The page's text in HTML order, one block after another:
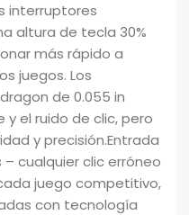
interruptores
altura de tecla 30%
más rápido a
juegos. Los
de 0.055 in
el ruido de clic, pero
y precisión.Entrada
cualquier clic erróneo
juego competitivo,
con tecnología